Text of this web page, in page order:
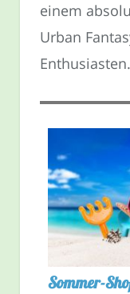
einem
Urban
Enthusiasten.
Sommer-